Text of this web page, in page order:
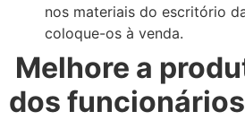
nos materiais do escritório
coloque-os à venda.
Melhore a
dos funcionários